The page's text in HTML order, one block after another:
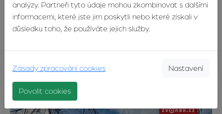
Prodej zahrady 616 m², Zlín - Malenovice
990 000 Kč
analýzy. Partneři tyto údaje mohou zkombinovat s dalšími
informacemi, které jste jim poskytli nebo které získali v
důsledku toho, že používáte jejich služby.
Zásady zpracování cookies Nastavení
Povolit cookies